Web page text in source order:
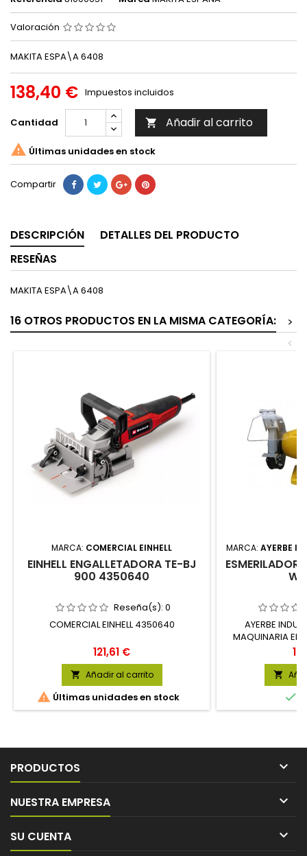
Valoración
MAKITA ESPA\A 6408
138,40 € Impuestos incluidos
Cantidad  Añadir al carrito
 Últimas unidades en stock
Compartir
DESCRIPCIÓN
DETALLES DEL PRODUCTO
RESEÑAS
MAKITA ESPA\A 6408
16 OTROS PRODUCTOS EN LA MISMA CATEGORÍA:
>
<
MARCA: COMERCIAL EINHELL
EINHELL ENGALLETADORA TE-BJ
900 4350640
Reseña(s): 0
COMERCIAL EINHELL 4350640
Precio
121,61 €
 Añadir al carrito
 Últimas unidades en stock
MARCA: AYERBE
W
AYERBE
MAQUINARIA


PRODUCTOS 
NUESTRA EMPRESA 
SU CUENTA 